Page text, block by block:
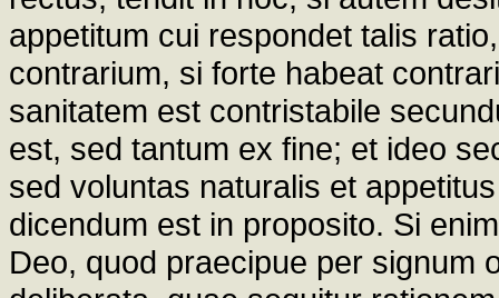
appetitum cui respondet talis
contrarium, si forte habeat
sanitatem est contristabile
est, sed tantum ex fine; et ideo
sed voluntas naturalis et
dicendum est in proposito. Si
Deo, quod praecipue per signum